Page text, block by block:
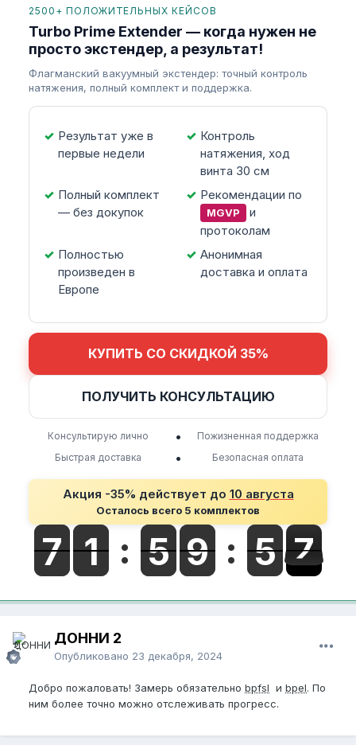
2500+ ПОЛОЖИТЕЛЬНЫХ КЕЙСОВ
Turbo Prime Extender — когда нужен не
просто экстендер, а результат!
Флагманский вакуумный экстендер: точный контроль
натяжения, полный комплект и поддержка.
Результат уже в
первые недели
Контроль
натяжения, ход
винта 30 см
Полный комплект
— без докупок
Рекомендации по
MGVP
и
протоколам
Полностью
произведен в
Европе
Анонимная
доставка и оплата
КУПИТЬ СО СКИДКОЙ 35%
ПОЛУЧИТЬ КОНСУЛЬТАЦИЮ
Консультирую лично •
Пожизненная поддержка
Быстрая доставка
• Безопасная оплата
Акция -35% действует до 10 августа
Осталось всего 5 комплектов
ДОННИ 2
Опубликовано 23 декабря, 2024
Добро пожаловать! Замерь обязательно bpfsl и bpel. По
ним более точно можно отслеживать прогресс.